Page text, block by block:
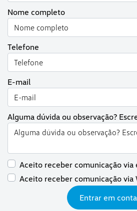
Nome completo
Telefone
E-mail
Alguma dúvida ou observação?
Aceito receber comunicação via
Aceito receber comunicação via
Entrar em